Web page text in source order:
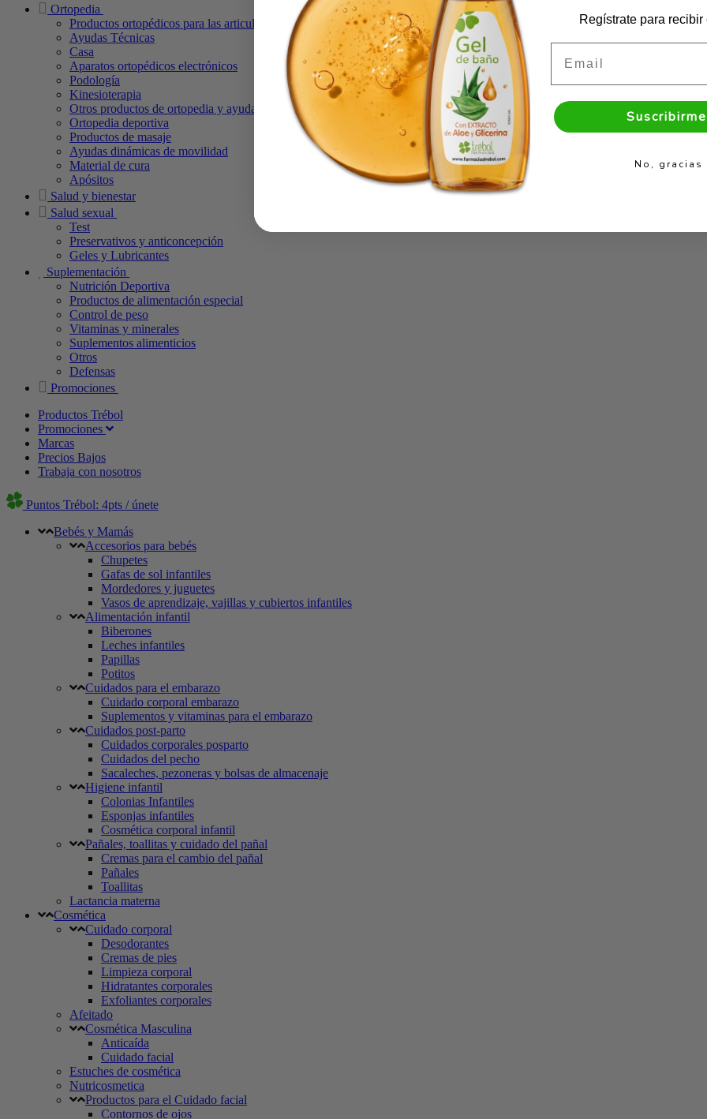
Ortopedia
Productos ortopédicos para las articulaciones
Ayudas Técnicas
Casa
Aparatos ortopédicos electrónicos
Podología
Kinesioterapia
Otros productos de ortopedia y ayudas técnicas
Ortopedia deportiva
Productos de masaje
Ayudas dinámicas de movilidad
Material de cura
Apósitos
Salud y bienestar
Salud sexual
Test
Preservativos y anticoncepción
Geles y Lubricantes
Suplementación
Nutrición Deportiva
Productos de alimentación especial
Control de peso
Vitaminas y minerales
Suplementos alimenticios
Otros
Defensas
Promociones
Productos Trébol
Promociones
Marcas
Precios Bajos
Trabaja con nosotros
Puntos Trébol: 4pts / únete
Bebés y Mamás
Accesorios para bebés
Chupetes
Gafas de sol infantiles
Mordedores y juguetes
Vasos de aprendizaje, vajillas y cubiertos infantiles
Alimentación infantil
Biberones
Leches infantiles
Papillas
Potitos
Cuidados para el embarazo
Cuidado corporal embarazo
Suplementos y vitaminas para el embarazo
Cuidados post-parto
Cuidados corporales posparto
Cuidados del pecho
Sacaleches, pezoneras y bolsas de almacenaje
Higiene infantil
Colonias Infantiles
Esponjas infantiles
Cosmética corporal infantil
Pañales, toallitas y cuidado del pañal
Cremas para el cambio del pañal
Pañales
Toallitas
Lactancia materna
Cosmética
Cuidado corporal
Desodorantes
Cremas de pies
Limpieza corporal
Hidratantes corporales
Exfoliantes corporales
Afeitado
Cosmética Masculina
Anticaída
Cuidado facial
Estuches de cosmética
Nutricosmetica
Productos para el Cuidado facial
Contornos de ojos
Regístrate para
No, gracias